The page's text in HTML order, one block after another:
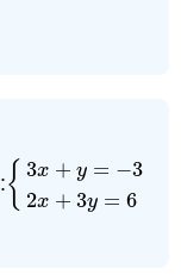
{ 3x + y = −3
2x + 3y = 6
{3 x+ = − 3